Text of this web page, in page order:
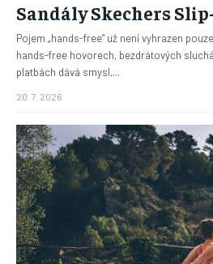
Sandály Skechers
Pojem „hands-free“ už není vyhrazen
hands-free hovorech, bezdrátových
platbách dává smysl,...
20. 7. 2026